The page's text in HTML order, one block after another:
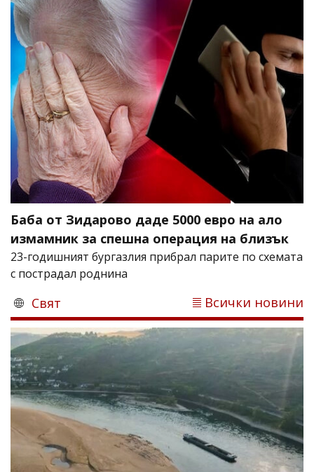
Баба от Зидарово даде 5000 евро на ало
измамник за спешна операция на близък
23-годишният бургазлия прибрал парите по схемата
с пострадал роднина
Свят Всички новини